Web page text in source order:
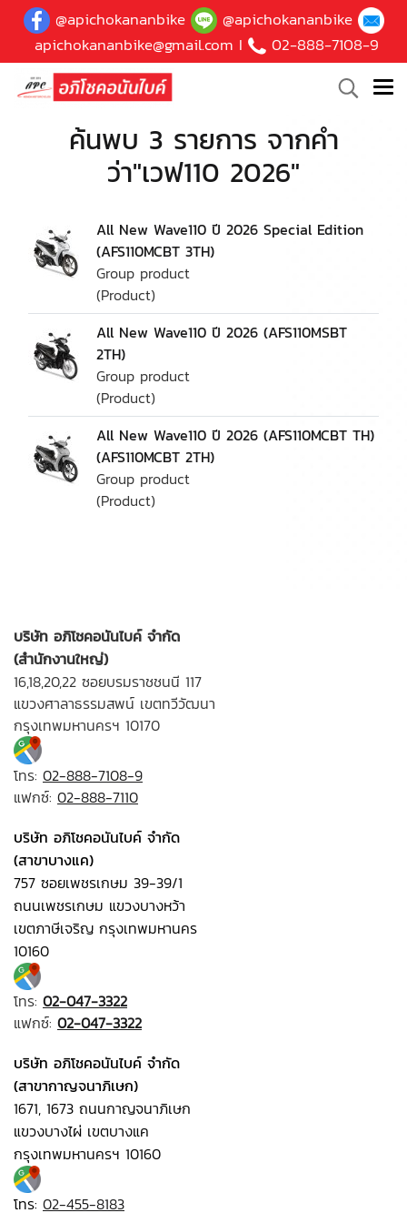
@apichokananbike
@apichokananbike
apichokananbike@gmail.com I 02-888-7108-9
ค้นพบ 3 รายการ จากคำ
ว่า"เวฟ110 2026"
All New Wave110 ปี 2026 Special Edition
(AFS110MCBT 3TH)
Group product
(Product)
All New Wave110 ปี 2026 (AFS110MSBT
2TH)
Group product
(Product)
All New Wave110 ปี 2026 (AFS110MCBT TH)
(AFS110MCBT 2TH)
Group product
(Product)
บริษัท อภิโชคอนันไบค์ จำกัด
(สำนักงานใหญ่)
16,18,20,22 ซอยบรมราชชนนี 117
แขวงศาลาธรรมสพน์ เขตทวีวัฒนา
กรุงเทพมหานครฯ 10170
โทร: 02-888-7108-9
แฟกซ์: 02-888-7110
บริษัท อภิโชคอนันไบค์ จำกัด
(สาขาบางแค)
757 ซอยเพชรเกษม 39-39/1
ถนนเพชรเกษม แขวงบางหว้า
เขตภาษีเจริญ กรุงเทพมหานคร
10160
โทร: 02-047-3322
แฟกซ์: 02-047-3322
บริษัท อภิโชคอนันไบค์ จำกัด
(สาขากาญจนาภิเษก)
1671, 1673 ถนนกาญจนาภิเษก
แขวงบางไผ่ เขตบางแค
กรุงเทพมหานครฯ 10160
โทร: 02-455-8183